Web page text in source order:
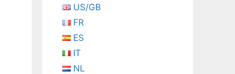
US/GB
FR
ES
IT
NL